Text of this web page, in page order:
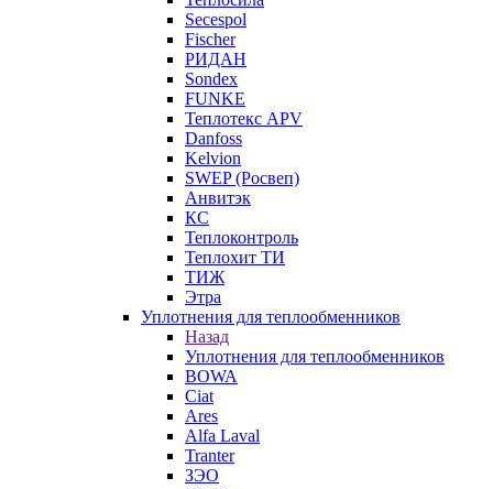
Secespol
Fischer
РИДАН
Sondex
FUNKE
Теплотекс APV
Danfoss
Kelvion
SWEP (Росвеп)
Анвитэк
КС
Теплоконтроль
Теплохит ТИ
ТИЖ
Этра
Уплотнения для теплообменников
Назад
Уплотнения для теплообменников
BOWA
Ciat
Ares
Alfa Laval
Tranter
ЗЭО